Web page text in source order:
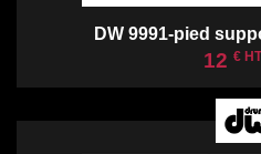
DW 9991-pied
12 €